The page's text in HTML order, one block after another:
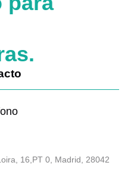
16,PT 0, Madrid, 28042